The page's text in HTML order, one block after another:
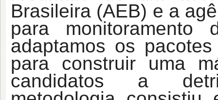
Brasileira (AEB) e a
para
adaptamos os
para construir uma
candidatos a